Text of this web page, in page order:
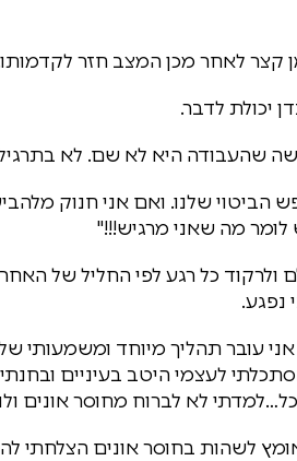
קצר לאחר מכן המצב חזר
יכולת לדבר.
שהעבודה היא לא שם. לא
הביטוי שלנו. ואם אני חנוק
לומר מה שאני מרגיש!!!"
ולרקוד כל רגע לפי החליל של
נפגע.
אני עובר תהליך מיוחד
לעצמי היטב בעיניים
לא לברוח מחוסר אונים
לשהות בחוסר אונים הצלחתי